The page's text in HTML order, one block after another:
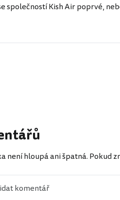
společností Kish Air poprvé,
není hloupá ani špatná. Pokud